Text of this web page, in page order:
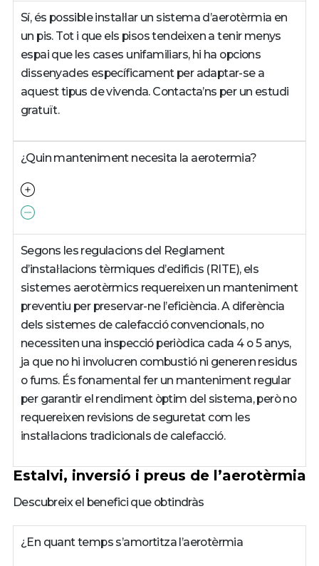
Sí, és possible instal·lar un sistema d’aerotèrmia en
un pis. Tot i que els pisos tendeixen a tenir menys
espai que les cases unifamiliars, hi ha opcions
dissenyades específicament per adaptar-se a
aquest tipus de vivenda. Contacta’ns per un estudi
gratuït.
¿Quin manteniment necesita la aerotermia?
Segons les regulacions del Reglament
d’instal·lacions tèrmiques d’edificis (RITE), els
sistemes aerotèrmics requereixen un manteniment
preventiu per preservar-ne l’eficiència. A diferència
dels sistemes de calefacció convencionals, no
necessiten una inspecció periòdica cada 4 o 5 anys,
ja que no hi involucren combustió ni generen residus
o fums. És fonamental fer un manteniment regular
per garantir el rendiment òptim del sistema, però no
requereixen revisions de seguretat com les
instal·lacions tradicionals de calefacció.
Estalvi, inversió i preus de l’aerotèrmia
Descubreix el benefici que obtindràs
¿En quant temps s’amortitza l’aerotèrmia